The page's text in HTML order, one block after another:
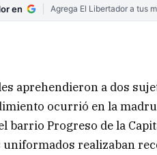
en Agrega El Libertador a tus
aprehendieron a dos
ocurrió en la
barrio Progreso de la
realizaban